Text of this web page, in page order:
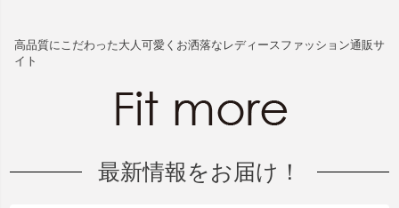
高品質にこだわった大人可愛くお洒落なレディースファッション通販サ
イト
最新情報をお届け！